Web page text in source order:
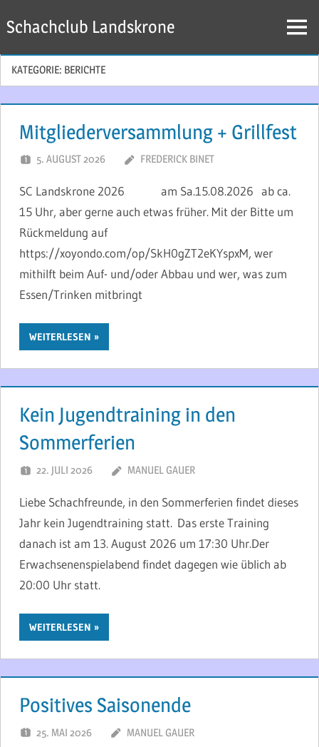
Inhalt
springen
Schachclub Landskrone Menü
KATEGORIE: BERICHTE
Mitgliederversammlung + Grillfest
5. AUGUST 2026 FREDERICK BINET
SC Landskrone 2026 am Sa.15.08.2026 ab ca.
15 Uhr, aber gerne auch etwas früher. Mit der Bitte um
Rückmeldung auf
https://xoyondo.com/op/SkH0gZT2eKYspxM, wer
mithilft beim Auf- und/oder Abbau und wer, was zum
Essen/Trinken mitbringt
WEITERLESEN
Kein Jugendtraining in den
Sommerferien
22. JULI 2026 MANUEL GAUER
Liebe Schachfreunde, in den Sommerferien findet dieses
Jahr kein Jugendtraining statt. Das erste Training
danach ist am 13. August 2026 um 17:30 Uhr.Der
Erwachsenenspielabend findet dagegen wie üblich ab
20:00 Uhr statt.
WEITERLESEN
Positives Saisonende
25. MAI 2026 MANUEL GAUER